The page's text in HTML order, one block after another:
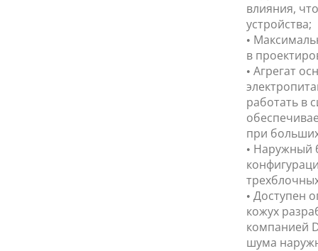
влияния,
устройства;
•
в
• Агрегат
работать в
при
• Наружный
• Доступен
кожух
компанией
шума